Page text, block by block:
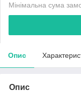
Мінімальна сума
Опис
Опис